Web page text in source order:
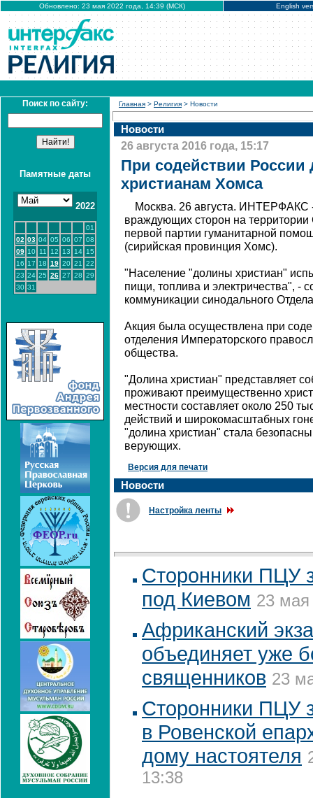
Обновлено: 23 мая 2022 года, 14:39 (МСК) English
Поиск по сайту:
Памятные даты
2022
01
02 03 04 05 06 07 08
09 10 11 12 13 14 15
16 17 18 19 20 21
22
23 24 25 26 27 28 29
30 31
Главная > Религия > Новости
Новости
26 августа 2016 года, 15:17
При содействии
христианам Хомса
Москва. 26 августа. ИНТЕРФАКС
враждующих сторон на территории
первой партии гуманитарной
(сирийская провинция Хомс).
"Население "долины христиан"
пищи, топлива и электричества", -
коммуникации синодального
Акция была осуществлена при
отделения Императорского
общества.
"Долина христиан" представляет
проживают преимущественно
местности составляет около 250
действий и широкомасштабных
"долина христиан" стала
верующих.
Версия для печати
Новости
Настройка ленты
Сторонники ПЦУ
под Киевом 23 мая
Африканский
объединяет уже
священников 23
Сторонники ПЦУ
в Ровенской
дому настоятеля
13:38